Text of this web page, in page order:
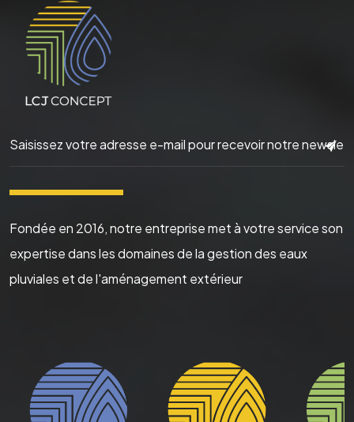
▬▬▬▬▬▬
Fondée en 2016, notre entreprise met à votre service son
expertise dans les domaines de la gestion des eaux
pluviales et de l'aménagement extérieur